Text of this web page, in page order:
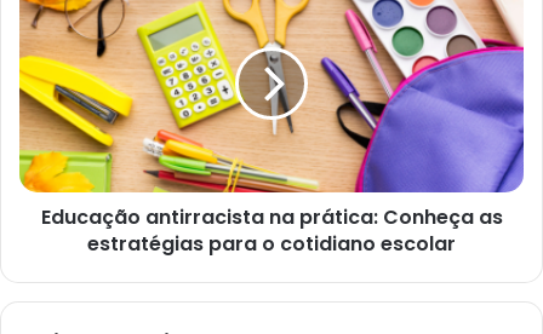
Educação antirracista na prática: Conheça as
estratégias para o cotidiano escolar